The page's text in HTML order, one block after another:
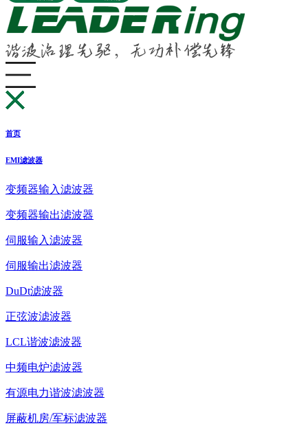
首页
EMI滤波器
变频器输入滤波器
变频器输出滤波器
伺服输入滤波器
伺服输出滤波器
DuDt滤波器
正弦波滤波器
LCL谐波滤波器
中频电炉滤波器
有源电力谐波滤波器
屏蔽机房/军标滤波器